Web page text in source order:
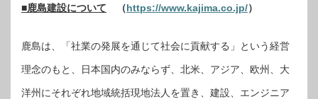
■鹿島建設について （https://www.kajima.co.jp/）
鹿島は、「社業の発展を通じて社会に貢献する」という経営
理念のもと、日本国内のみならず、北米、アジア、欧州、大
洋州にそれぞれ地域統括現地法人を置き、建設、エンジニア